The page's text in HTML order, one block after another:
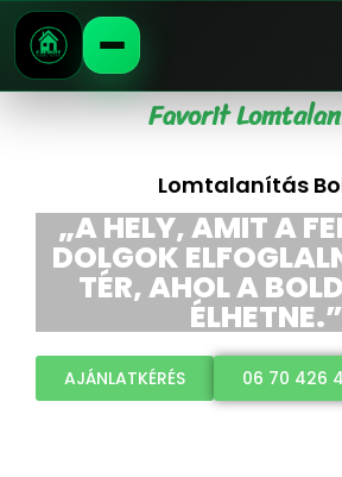
Favorit
Lomtalanítás
„A HELY, AMIT A
DOLGOK
TÉR, AHOL A
ÉLHETNE.”
AJÁNLATKÉRÉS 06 70 426